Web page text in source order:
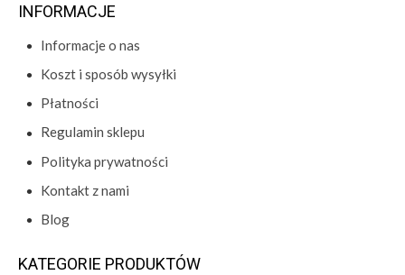
INFORMACJE
Informacje o nas
Koszt i sposób wysyłki
Płatności
Regulamin sklepu
Polityka prywatności
Kontakt z nami
Blog
KATEGORIE PRODUKTÓW